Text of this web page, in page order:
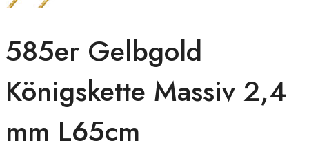
585er Gelbgold
Königskette Massiv 2,4
mm L65cm